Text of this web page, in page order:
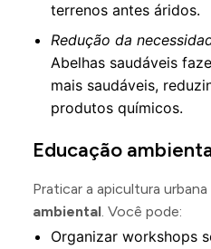
terrenos antes áridos.
Redução da
Abelhas saudáveis
mais saudáveis,
produtos químicos.
Educação
Praticar a apicultura urbana
ambiental. Você pode:
Organizar workshops